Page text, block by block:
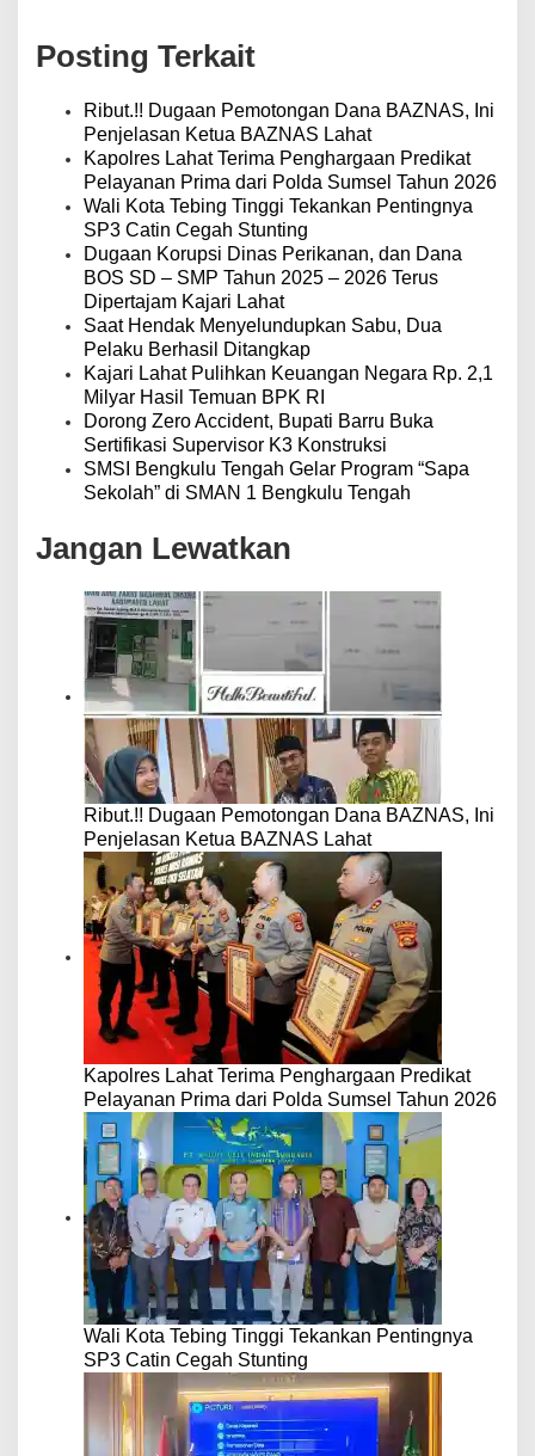
a
s
Posting Terkait
Ribut.!! Dugaan Pemotongan Dana BAZNAS, Ini
Penjelasan Ketua BAZNAS Lahat
Kapolres Lahat Terima Penghargaan Predikat
Pelayanan Prima dari Polda Sumsel Tahun 2026
Wali Kota Tebing Tinggi Tekankan Pentingnya
SP3 Catin Cegah Stunting
Dugaan Korupsi Dinas Perikanan, dan Dana
BOS SD – SMP Tahun 2025 – 2026 Terus
Dipertajam Kajari Lahat
Saat Hendak Menyelundupkan Sabu, Dua
Pelaku Berhasil Ditangkap
Kajari Lahat Pulihkan Keuangan Negara Rp. 2,1
Milyar Hasil Temuan BPK RI
Dorong Zero Accident, Bupati Barru Buka
Sertifikasi Supervisor K3 Konstruksi
SMSI Bengkulu Tengah Gelar Program “Sapa
Sekolah” di SMAN 1 Bengkulu Tengah
Jangan Lewatkan
Ribut.!! Dugaan Pemotongan Dana BAZNAS, Ini
Penjelasan Ketua BAZNAS Lahat
Kapolres Lahat Terima Penghargaan Predikat
Pelayanan Prima dari Polda Sumsel Tahun 2026
Wali Kota Tebing Tinggi Tekankan Pentingnya
SP3 Catin Cegah Stunting